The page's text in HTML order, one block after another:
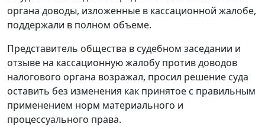
органа доводы, изложенные в кассационной жалобе,
поддержали в полном объеме.
Представитель общества в судебном заседании и
отзыве на кассационную жалобу против доводов
налогового органа возражал, просил решение суда
оставить без изменения как принятое с правильным
применением норм материального и
процессуального права.